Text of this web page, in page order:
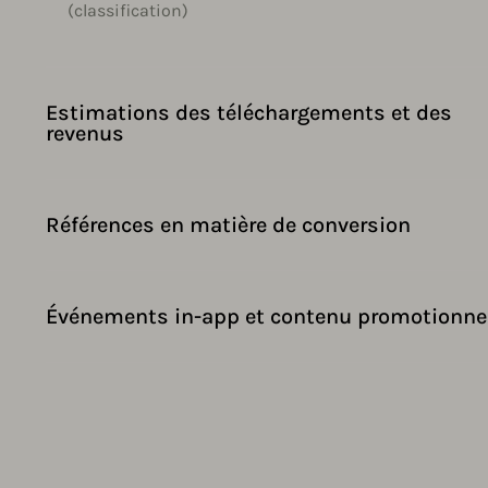
(classification)
Estimations des téléchargements et des
revenus
Références en matière de conversion
Événements in-app et contenu